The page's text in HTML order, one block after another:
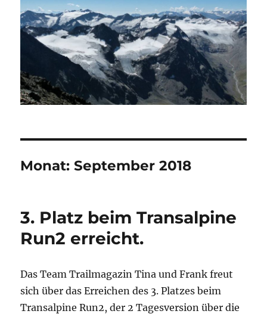
Monat:September 2018
3. Platz beim Transalpine
Run2 erreicht.
Das Team Trailmagazin Tina und Frank freut
sich über das Erreichen des 3. Platzes beim
Transalpine Run2, der 2 Tagesversion über die